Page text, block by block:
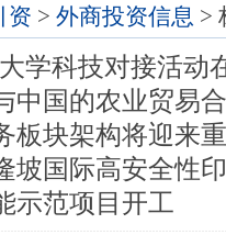
名人--燕肃
畅享节今晚启幕
资 > 外商投资信息 >
学科技对接活动
中国的农业贸易
板块架构将迎来
坡国际高安全性
示范项目开工